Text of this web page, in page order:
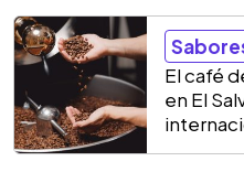
El café
en El